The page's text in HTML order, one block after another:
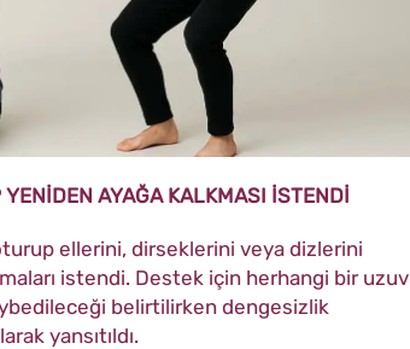
AYAĞA KALKMASI İSTENDİ
ellerini, dirseklerini veya dizlerini
istendi. Destek için herhangi bir uzuv
belirtilirken dengesizlik
yansıtıldı.